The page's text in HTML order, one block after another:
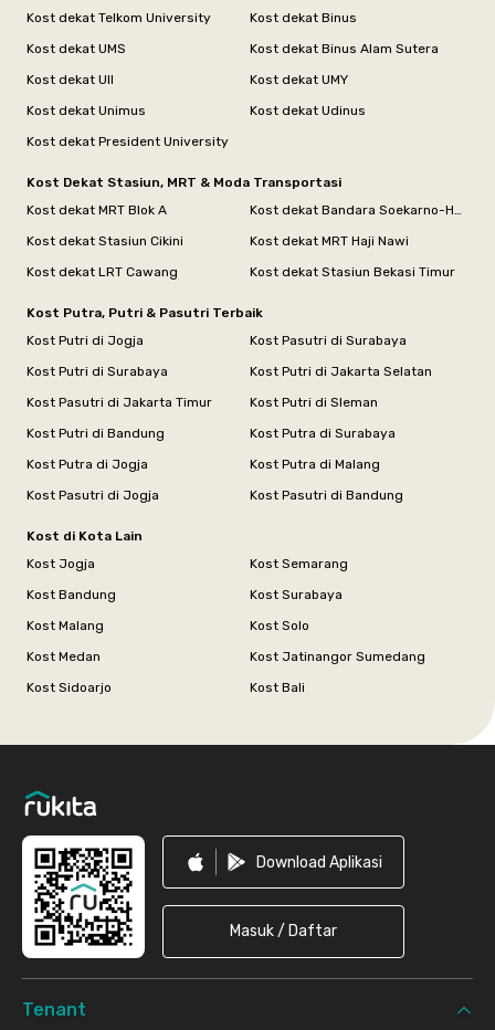
Kost dekat Telkom University
Kost dekat Binus
Kost dekat UMS
Kost dekat Binus Alam Sutera
Kost dekat UII
Kost dekat UMY
Kost dekat Unimus
Kost dekat Udinus
Kost dekat President University
Kost Dekat Stasiun, MRT & Moda Transportasi
Kost dekat MRT Blok A
Kost dekat Stasiun Cikini
Kost dekat MRT Haji Nawi
Kost dekat LRT Cawang
Kost dekat Stasiun Bekasi Timur
Kost Putra, Putri & Pasutri Terbaik
Kost Putri di Jogja
Kost Pasutri di Surabaya
Kost Putri di Surabaya
Kost Putri di Jakarta Selatan
Kost Pasutri di Jakarta Timur
Kost Putri di Sleman
Kost Putri di Bandung
Kost Putra di Surabaya
Kost Putra di Jogja
Kost Putra di Malang
Kost Pasutri di Jogja
Kost Pasutri di Bandung
Kost di Kota Lain
Kost Jogja
Kost Semarang
Kost Bandung
Kost Surabaya
Kost Malang
Kost Solo
Kost Medan
Kost Jatinangor Sumedang
Kost Sidoarjo
Kost Bali
Download Aplikasi
Masuk / Daftar
Tenant